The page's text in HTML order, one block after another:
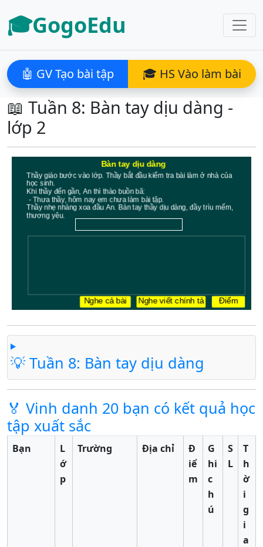
🎓GogoEdu
🤖 GV Tạo bài tập 🎓 HS Vào làm bài
📖 Tuần 8: Bàn tay dịu dàng -
lớp 2
💡 Tuần 8: Bàn tay dịu dàng
🏅 Vinh danh 20 bạn có kết quả học
tập xuất sắc
Bạn
L
ớ
p
Trường Địa chỉ
Đ
iể
m
G
hi
c
h
ú
S
L
T
h
ờ
i
g
i
a